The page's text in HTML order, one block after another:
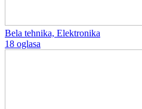
Bela tehnika, Elektronika
18 oglasa